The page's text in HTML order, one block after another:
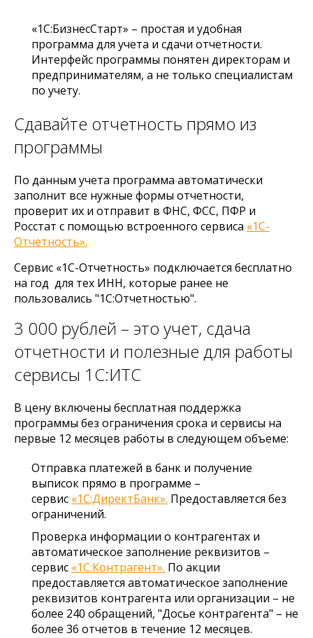
«1С:БизнесСтарт» – простая и удобная
программа для учета и сдачи отчетности.
Интерфейс программы понятен директорам и
предпринимателям, а не только специалистам
по учету.
Сдавайте отчетность прямо из
программы
По данным учета программа автоматически
заполнит все нужные формы отчетности,
проверит их и отправит в ФНС, ФСС, ПФР и
Росстат с помощью встроенного сервиса «1С-
Отчетность».
Сервис «1С-Отчетность» подключается бесплатно
на год для тех ИНН, которые ранее не
пользовались "1С:Отчетностью".
3 000 рублей – это учет, сдача
отчетности и полезные для работы
сервисы 1С:ИТС
В цену включены бесплатная поддержка
программы без ограничения срока и сервисы на
первые 12 месяцев работы в следующем объеме:
Отправка платежей в банк и получение
выписок прямо в программе –
сервис «1С:ДиректБанк». Предоставляется без
ограничений.
Проверка информации о контрагентах и
автоматическое заполнение реквизитов –
сервис «1С:Контрагент». По акции
предоставляется автоматическое заполнение
реквизитов контрагента или организации – не
более 240 обращений, "Досье контрагента" – не
более 36 отчетов в течение 12 месяцев.